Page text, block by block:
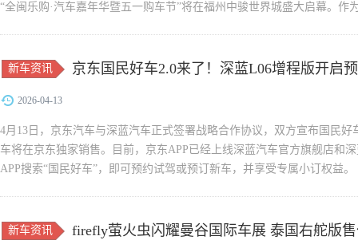
“全闽乐购·汽车嘉年华暨五一购车节”将在福州中骏世界城盛大启幕。作
新车资讯 京东国民好车2.0来了！深蓝L06增程版开启
2026-04-13
4月13日，京东汽车与深蓝汽车正式签署战略合作协议，双方宣布国民好
车将在京东独家销售。目前，京东APP已经上线深蓝汽车官方旗舰店和
APP搜索“国民好车”，即可预约试驾或预订新车，并享受专属小订权益
新车资讯
firefly萤火虫闪耀曼谷国际车展 泰国右舵版